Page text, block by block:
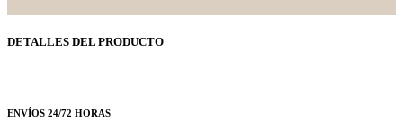
DETALLES DEL PRODUCTO
ENVÍOS 24/72 HORAS